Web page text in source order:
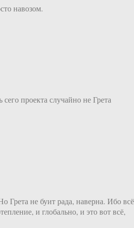
навозом.
проекта случайно не Грета
Грета не буит рада, наверна. Ибо всё
и глобально, и это вот всё,